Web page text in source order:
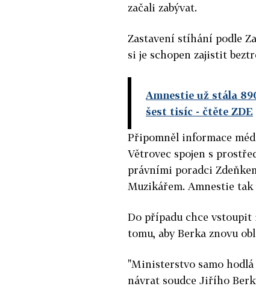
začali zabývat.
Zastavení stíhání podle
si je schopen zajistit
Amnestie už stála
šest tisíc - čtěte ZDE
Připomněl informace
Větrovec spojen s
právními poradci
Muzikářem. Amnestie
Do případu chce
tomu, aby Berka znovu
"Ministerstvo samo
návrat soudce Jiřího